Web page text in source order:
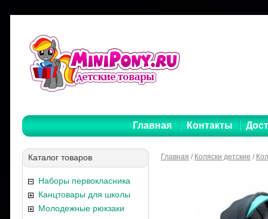
Главная Контакты
Каталог товаров
Наборы первокласника
Канцтовары для школы
Молодежные рюкзаки
Главная / Коляски детские /